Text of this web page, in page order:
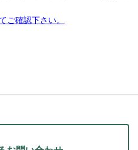
ご確認下さい。